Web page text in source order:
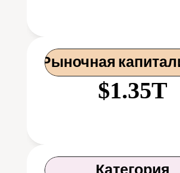
Рыночная
$1.35T